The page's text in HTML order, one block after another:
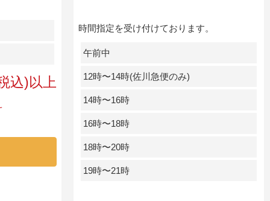
込)以上
時間指定を受け付けております。
午前中
12時〜14時(佐川急便のみ)
14時〜16時
16時〜18時
18時〜20時
19時〜21時